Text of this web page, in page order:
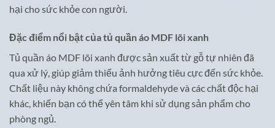
hại cho sức khỏe con người.
Đặc điểm nổi bật của tủ quần áo MDF lõi xanh
Tủ quần áo MDF lõi xanh được sản xuất từ gỗ tự nhiên đã
qua xử lý, giúp giảm thiểu ảnh hưởng tiêu cực đến sức khỏe.
Chất liệu này không chứa formaldehyde và các chất độc hại
khác, khiến bạn có thể yên tâm khi sử dụng sản phẩm cho
phòng ngủ.